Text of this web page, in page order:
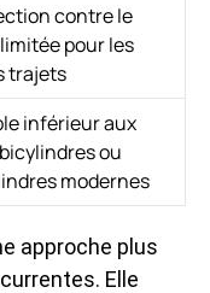
contre le
pour les
trajets
inférieur aux
ou
modernes
approche plus
Elle